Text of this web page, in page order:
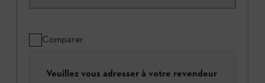
Comparer
Veuillez vous adresser à votre revendeur